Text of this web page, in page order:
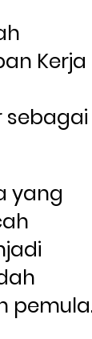
Kerja
sebagai
yang